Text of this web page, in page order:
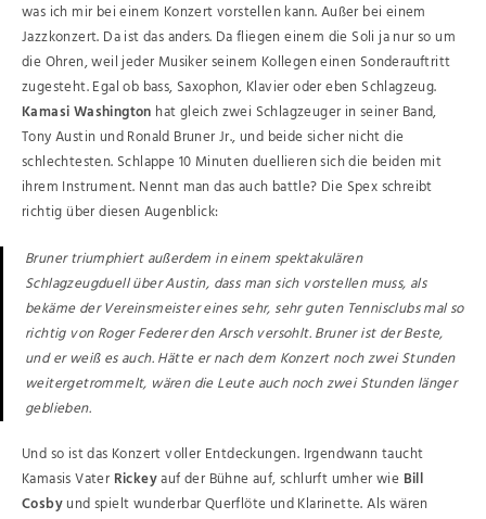
was ich mir bei einem Konzert vorstellen kann. Außer bei einem
Jazzkonzert. Da ist das anders. Da fliegen einem die Soli ja nur so um
die Ohren, weil jeder Musiker seinem Kollegen einen Sonderauftritt
zugesteht. Egal ob bass, Saxophon, Klavier oder eben Schlagzeug.
Kamasi Washington hat gleich zwei Schlagzeuger in seiner Band,
Tony Austin und Ronald Bruner Jr., und beide sicher nicht die
schlechtesten. Schlappe 10 Minuten duellieren sich die beiden mit
ihrem Instrument. Nennt man das auch battle? Die Spex schreibt
richtig über diesen Augenblick:
Bruner triumphiert außerdem in einem spektakulären
Schlagzeugduell über Austin, dass man sich vorstellen muss, als
bekäme der Vereinsmeister eines sehr, sehr guten Tennisclubs mal so
richtig von Roger Federer den Arsch versohlt. Bruner ist der Beste,
und er weiß es auch. Hätte er nach dem Konzert noch zwei Stunden
weitergetrommelt, wären die Leute auch noch zwei Stunden länger
geblieben.
Und so ist das Konzert voller Entdeckungen. Irgendwann taucht
Kamasis Vater Rickeyauf der Bühne auf, schlurft umher wie Bill
Cosbyund spielt wunderbar Querflöte und Klarinette. Als wären